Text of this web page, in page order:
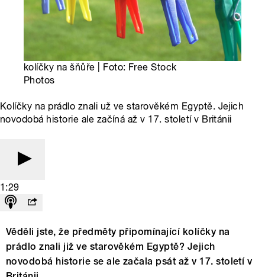
kolíčky na šňůře | Foto: Free Stock
Photos
Kolíčky na prádlo znali už ve starověkém Egyptě. Jejich
novodobá historie ale začíná až v 17. století v Británii
1:29
Věděli jste, že předměty připomínající kolíčky na
prádlo znali již ve starověkém Egyptě? Jejich
novodobá historie se ale začala psát až v 17. století v